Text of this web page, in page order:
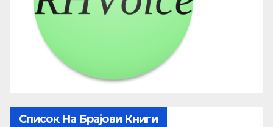
Список На Брајови Книги